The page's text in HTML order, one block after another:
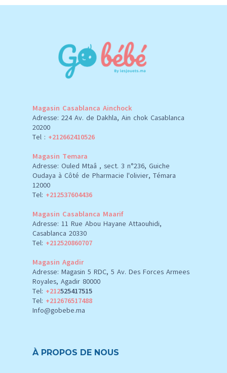
Magasin Casablanca Ainchock
Adresse: 224 Av. de Dakhla, Ain chok Casablanca
20200
Tel : +212662410526
Magasin Temara
Adresse: Ouled Mtaâ , sect. 3 n°236, Guiche
Oudaya à Côté de Pharmacie l'olivier, Témara
12000
Tel: +212537604436
Magasin Casablanca Maarif
Adresse: 11 Rue Abou Hayane Attaouhidi,
Casablanca 20330
Tel: +212520860707
Magasin Agadir
Adresse: Magasin 5 RDC, 5 Av. Des Forces Armees
Royales, Agadir 80000
Tel: +212525417515
Tel: +212676517488
Info@gobebe.ma
À PROPOS DE NOUS